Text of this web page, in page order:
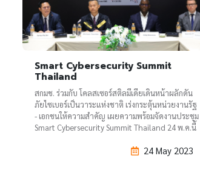
Smart Cybersecurity Summit
Thailand
สกมช. ร่วมกับ โคลสเซอร์สติลมีเดียเดินหน้าผลักดัน
ภัยไซเบอร์เป็นวาระแห่งชาติ เร่งกระตุ้นหน่วยงานรัฐ
- เอกชนให้ความสำคัญ เผยความพร้อมจัดงานประชุม
Smart Cybersecurity Summit Thailand 24 พ.ค.นี้
24 May 2023